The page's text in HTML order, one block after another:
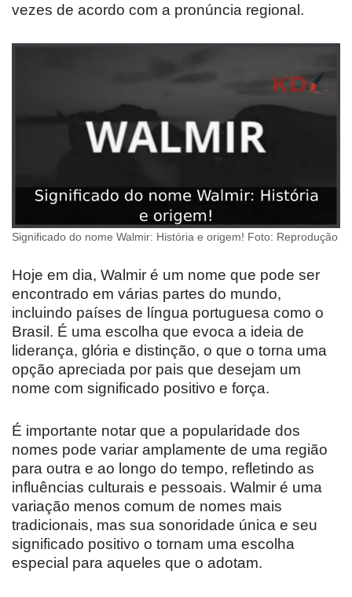
vezes de acordo com a pronúncia regional.
Significado do nome Walmir: História e origem! Foto: Reprodução
Hoje em dia, Walmir é um nome que pode ser
encontrado em várias partes do mundo,
incluindo países de língua portuguesa como o
Brasil. É uma escolha que evoca a ideia de
liderança, glória e distinção, o que o torna uma
opção apreciada por pais que desejam um
nome com significado positivo e força.
É importante notar que a popularidade dos
nomes pode variar amplamente de uma região
para outra e ao longo do tempo, refletindo as
influências culturais e pessoais. Walmir é uma
variação menos comum de nomes mais
tradicionais, mas sua sonoridade única e seu
significado positivo o tornam uma escolha
especial para aqueles que o adotam.